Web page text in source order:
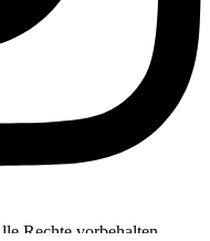
Rechte vorbehalten.